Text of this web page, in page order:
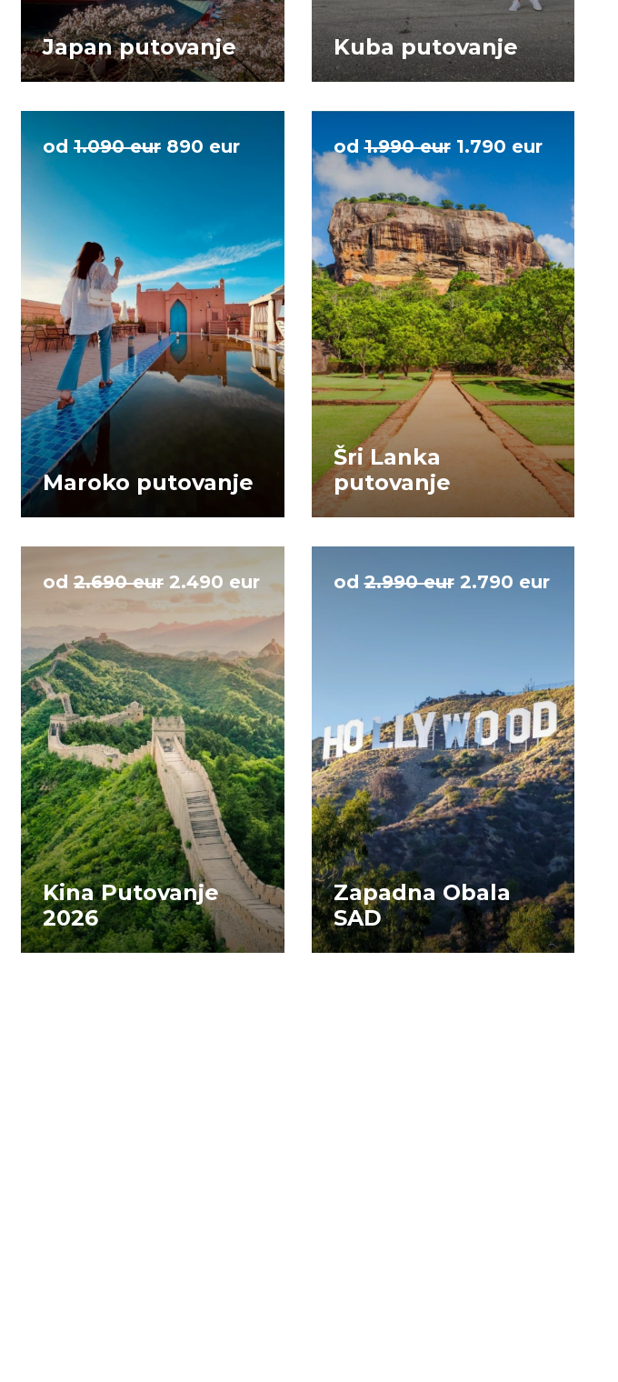
Japan putovanje Kuba putovanje
od 1.090 eur 890 eur
Maroko putovanje
od1.990 eur1.790 eur
Šri Lanka
putovanje
od 2.690 eur 2.490 eur
Kina Putovanje
2026
od2.990 eur2.790 eur
Zapadna Obala
SAD